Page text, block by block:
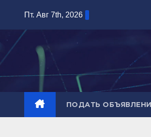
содержимому
Пт. Авг 7th, 2026
ПОДАТЬ